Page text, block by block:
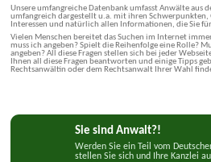
Unsere umfangreiche Datenbank umfasst Anwälte aus
umfangreich dargestellt u.a. mit ihren
Interessen und natürlich allen Informationen, die Sie
Vielen Menschen bereitet das Suchen im Internet
muss ich angeben? Spielt die Reihenfolge eine Rolle?
angeben? All diese Fragen stellen sich bei jeder
Ihnen all diese Fragen beantworten und einige Tipps
Rechtsanwältin oder dem Rechtsanwalt Ihrer Wahl
Sie sind Anwalt?!
Werden Sie ein Teil vom
stellen Sie sich und Ihre Kanzlei